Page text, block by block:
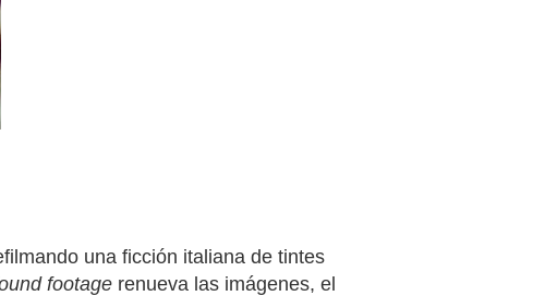
una ficción italiana de tintes
footage renueva las imágenes, el